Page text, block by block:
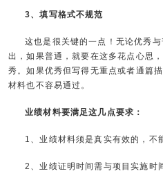
3、填写格式不规范
这也是很关键的一点！无论优秀
出，如果普通，就要在这多花点心思
秀。如果优秀但写得无重点或者通篇
材料也不容易通过。
业绩材料要满足这几点要求：
1、业绩材料须是真实有效的，不
2、业绩证明时间需与项目实施时